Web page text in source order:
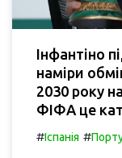
Інфантіно
наміри
2030 року
ФІФА це
#Іспанія #